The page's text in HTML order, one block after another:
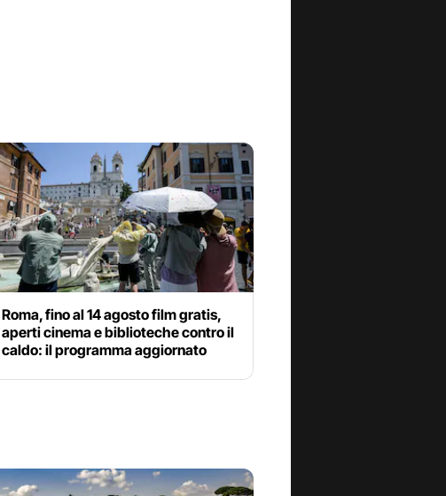
Roma, fino al 14 agosto film gratis,
aperti cinema e biblioteche contro il
caldo: il programma aggiornato